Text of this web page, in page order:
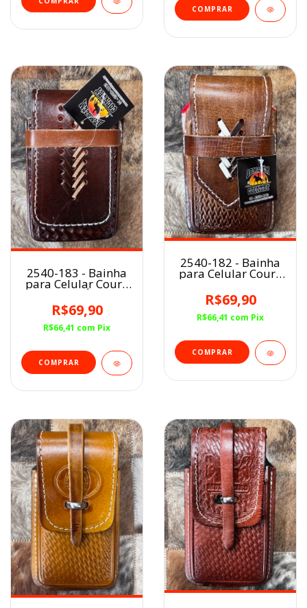
2540-183 - Bainha
para Celular Couro
CAFÉ
R$69,90
R$66,41 com Pix
2540-182 - Bainha
para Celular Couro
R$69,90
R$66,41 com Pix